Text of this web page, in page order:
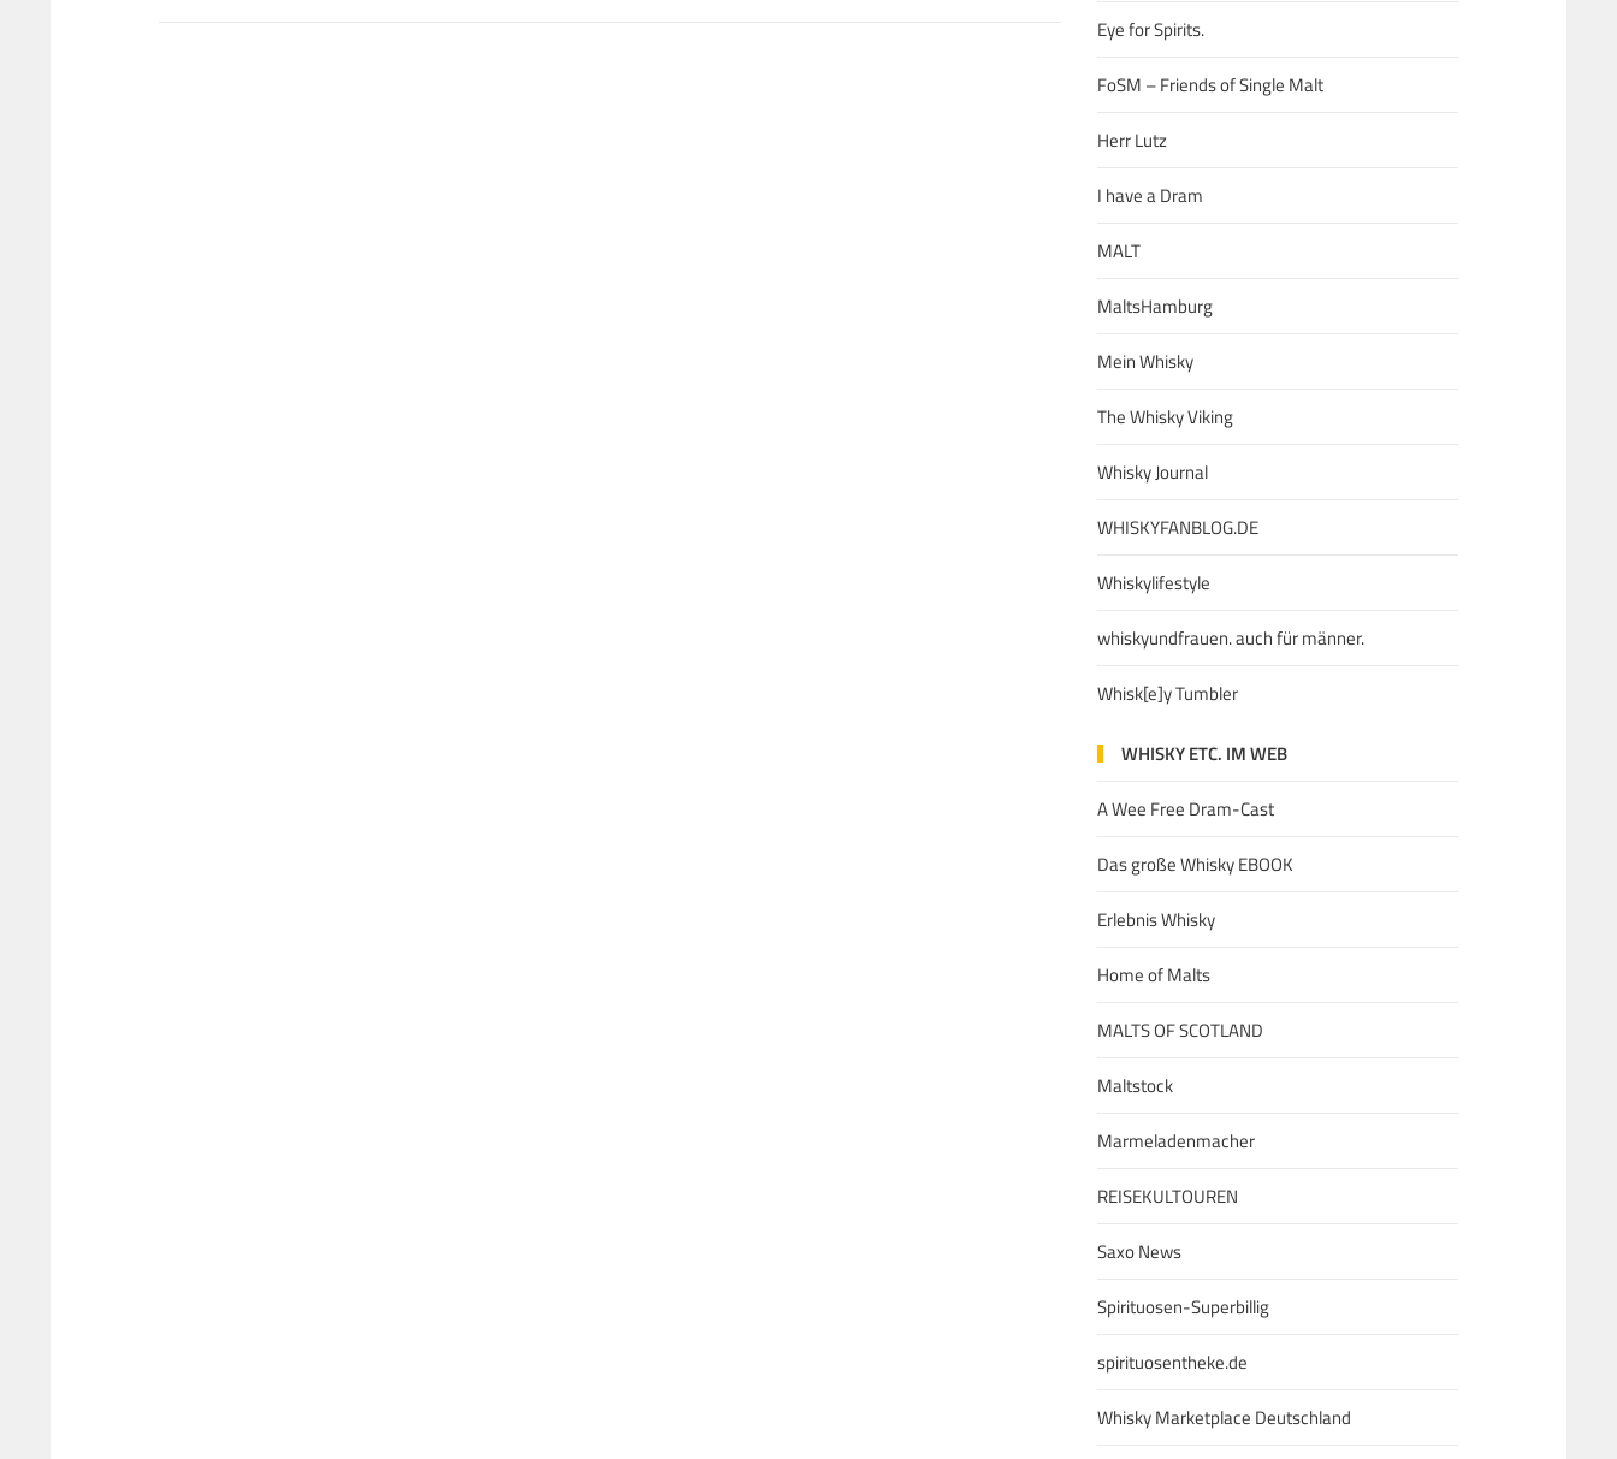
Eye for Spirits.
FoSM – Friends of Single Malt
Herr Lutz
I have a Dram
MALT
MaltsHamburg
Mein Whisky
The Whisky Viking
Whisky Journal
WHISKYFANBLOG.DE
Whiskylifestyle
whiskyundfrauen. auch für männer.
Whisk[e]y Tumbler
WHISKY ETC. IM WEB
A Wee Free Dram-Cast
Das große Whisky EBOOK
Erlebnis Whisky
Home of Malts
MALTS OF SCOTLAND
Maltstock
Marmeladenmacher
REISEKULTOUREN
Saxo News
Spirituosen-Superbillig
spirituosentheke.de
Whisky Marketplace Deutschland